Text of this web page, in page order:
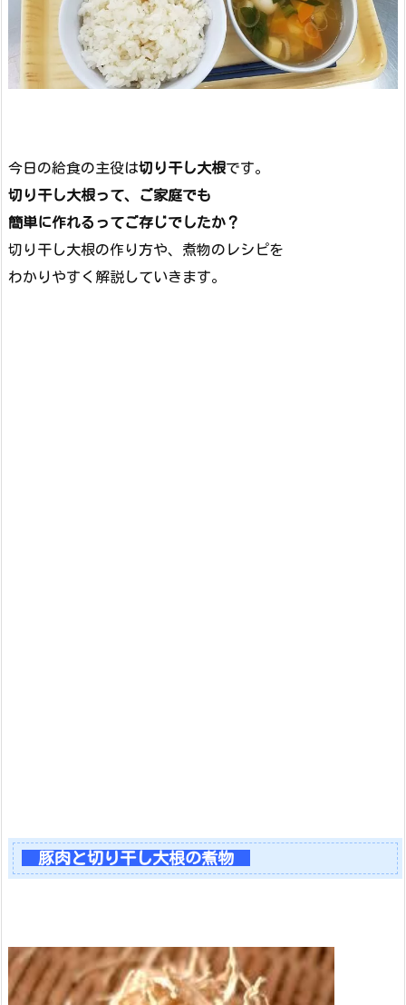
今日の給食の主役は切り干し大根です。
切り干し大根って、ご家庭でも
簡単に作れるってご存じでしたか？
切り干し大根の作り方や、煮物のレシピを
わかりやすく解説していきます。
豚肉と切り干し大根の煮物